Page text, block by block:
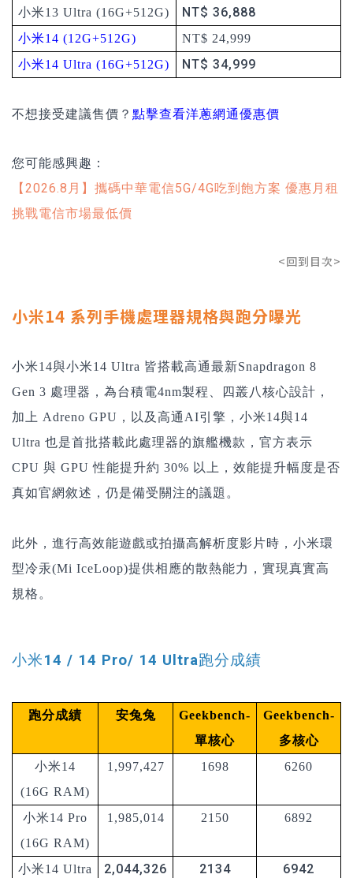
小米13 Ultra (16G+512G)
NT$ 36,888
小米14 (12G+512G)
NT$ 24,999
小米14 Ultra (16G+512G)
NT$ 34,999
不想接受建議售價？ 點擊查看洋蔥網通優惠價
您可能感興趣：
【2026.8月】攜碼中華電信5G/4G吃到飽方案 優惠月租
挑戰電信市場最低價
<回到目次>
小米14 系列手機處理器規格與跑分曝光
小米14與小米14 Ultra 皆搭載高通最新Snapdragon 8
Gen 3 處理器，為台積電4nm製程、四叢八核心設計 ，
加上 Adreno GPU ，以及高通AI引擎 ， 小米14與14
Ultra 也是首批搭載此處理器的旗艦機款，官方表示
CPU 與 GPU 性能提升約 30% 以上，效能提升幅度是否
真如官網敘述，仍是備受關注的議題。
此外，進行高效能遊戲或拍攝高解析度影片時，小米環
型冷汞(Mi IceLoop)提供相應的散熱能力，實現真實高
規格。
小米14 / 14 Pro/ 14 Ultra跑分成績
跑分成績 安兔兔
Geekbench-
單核心
Geekbench-
多核心
小米14
(16G RAM)
1,997,427 1698 6260
小米14 Pro
(16G RAM)
1,985,014 2150 6892
小米14 Ultra 2,044,326 2134 6942